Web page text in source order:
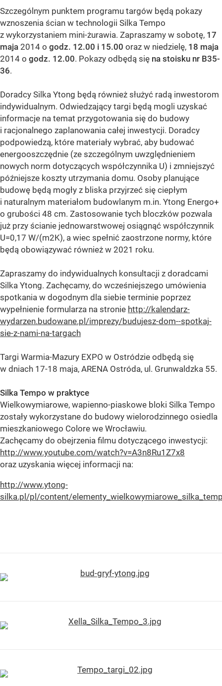
Szczególnym punktem programu targów będą pokazy
wznoszenia ścian w technologii Silka Tempo
z wykorzystaniem mini-żurawia. Zapraszamy w sobotę, 17
maja 2014 o godz. 12.00 i 15.00 oraz w niedzielę, 18 maja
2014 o godz. 12.00. Pokazy odbędą się na stoisku nr B35-
36.
Doradcy Silka Ytong będą również służyć radą inwestorom
indywidualnym. Odwiedzający targi będą mogli uzyskać
informacje na temat przygotowania się do budowy
i racjonalnego zaplanowania całej inwestycji. Doradcy
podpowiedzą, które materiały wybrać, aby budować
energooszczędnie (ze szczególnym uwzględnieniem
nowych norm dotyczących współczynnika U) i zmniejszyć
późniejsze koszty utrzymania domu. Osoby planujące
budowę będą mogły z bliska przyjrzeć się ciepłym
i naturalnym materiałom budowlanym m.in. Ytong Energo+
o grubości 48 cm. Zastosowanie tych bloczków pozwala
już przy ścianie jednowarstwowej osiągnąć współczynnik
U=0,17 W/(m2K), a wiec spełnić zaostrzone normy, które
będą obowiązywać również w 2021 roku.
Zapraszamy do indywidualnych konsultacji z doradcami
Silka Ytong. Zachęcamy, do wcześniejszego umówienia
spotkania w dogodnym dla siebie terminie poprzez
wypełnienie formularza na stronie http://kalendarz-
wydarzen.budowane.pl/imprezy/budujesz-dom--spotkaj-
sie-z-nami-na-targach
Targi Warmia-Mazury EXPO w Ostródzie odbędą się
w dniach 17-18 maja, ARENA Ostróda, ul. Grunwaldzka 55.
Silka Tempo w praktyce
Wielkowymiarowe, wapienno-piaskowe bloki Silka Tempo
zostały wykorzystane do budowy wielorodzinnego osiedla
mieszkaniowego Colore we Wrocławiu.
Zachęcamy do obejrzenia filmu dotyczącego inwestycji:
http://www.youtube.com/watch?v=A3n8Ru1Z7x8
oraz uzyskania więcej informacji na:
http://www.ytong-
silka.pl/pl/content/